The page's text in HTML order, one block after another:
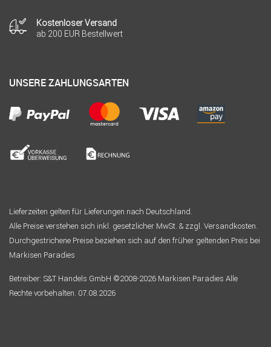
Kostenloser Versand
ab 200 EUR Bestellwert
UNSERE ZAHLUNGSARTEN
Lieferzeiten gelten für Lieferungen nach Deutschland.
Alle Preise verstehen sich inkl. gesetzlicher MwSt. & zzgl. Versandkosten.
Durchgestrichene Preise beziehen sich auf den früher geltenden Preis bei
Markisen Paradies
Betreiber: S&T Handels GmbH ©2008-2026 Markisen Paradies Alle
Rechte vorbehalten. 07.08.2026